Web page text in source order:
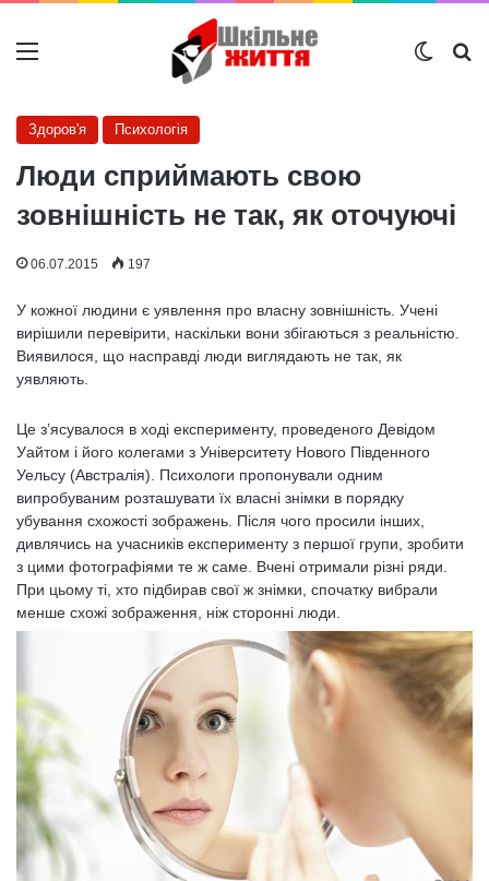
Меню
Здоров'я Психологія
Люди сприймають свою
зовнішність не так, як оточуючі
06.07.2015 197
У кожної людини є уявлення про власну зовнішність. Учені
вирішили перевірити, наскільки вони збігаються з реальністю.
Виявилося, що насправді люди виглядають не так, як
уявляють.
Це з’ясувалося в ході експерименту, проведеного Девідом
Уайтом і його колегами з Університету Нового Південного
Уельсу (Австралія). Психологи пропонували одним
випробуваним розташувати їх власні знімки в порядку
убування схожості зображень. Після чого просили інших,
дивлячись на учасників експерименту з першої групи, зробити
з цими фотографіями те ж саме. Вчені отримали різні ряди.
При цьому ті, хто підбирав свої ж знімки, спочатку вибрали
менше схожі зображення, ніж сторонні люди.